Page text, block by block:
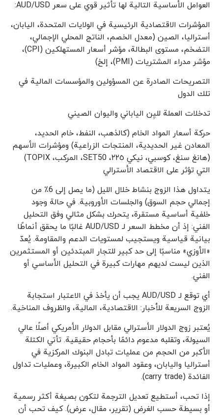
العوامل الأساسية التالية لها تأثير قوي على سعر AUD/USD:
المؤشرات الاقتصادية الرئيسية في الولايات المتحدة، اليابان،
أستراليا، الصين (معدل الخصم، الناتج المحلي الإجمالي،
التضخم، مستوى البطالة، مؤشر أسعار المستهلكين (CPI)،
مؤشر مدراء المشتريات (PMI)، إلخ)
التصريحات الصادرة عن المسؤولين والمؤسسات المالية في
تلك الدول
تدخلات العملة لليِن الياباني واليوان الصيني
حركة أسعار المواد الخام (كالذهب، النفط، خام الحديد،
المعادن غير الحديدية، المنتجات الزراعية) ومؤشرات الأسهم
(هانغ سنغ، كوسبي، نيكي ٢٢٥، SET50، المركب، TOPIX)
التي تؤثر على الاقتصاد الأسترالي
يتداول هذا الزوج بنشاط خلال الليل (ما يصل إلى 6٪ من
إجمالي حجم السوق) والجلسات الأوروبية. في حالة وجود
خلفية أساسية مستقرة، يتحرك بشكل مثالي وفق التحليل
الفني: إذ أن مخطط السعر لـ AUD/USD غالبًا ما يحقق أنماطًا
بيانية قياسية ويستجيب لمستويات الدعم والمقاومة. يُعدّ
«الأوزي» مناسبًا إلى حد كبير للتجار المبتدئين أو المستثمرين
الذين ليست لديهم مهارات كبيرة في التحليل الأساسي أو
الفني.
أي توقع لـ AUD/USD يجب أن يأخذ في الاعتبار استجابة
الزوج السريعة للأخبار: الاقتصادية، المالية، والظروف المناخية.
يُعتبر زوج الدولار الأسترالي مقابل الدولار الأمريكي أصلًا عالي
السيولة، وتقلبه مدعوم دائمًا بأحجام حقيقية. تأتي الكتلة
الأكبر من الحجم من عمليات تبادل البنوك المركزية في
أستراليا واليابان، وعقود المواد الخام الكبيرة، وعمليات تداول
الفائدة (carry trade).
إذا تحب، أستطيع تعديل الترجمة لتكون بصيغة أكثر رسمية
أو بسيطة حسب الغرض (تقرير، مقال، عرض). كيف تحب أن